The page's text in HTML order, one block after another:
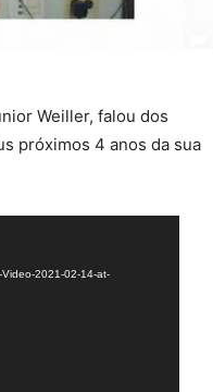
Weiller, falou dos
próximos 4 anos da sua
2021-02-14-at-